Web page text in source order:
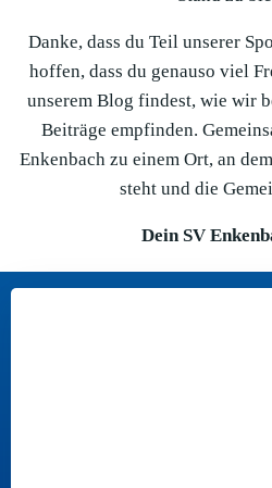
Danke, dass du Teil unserer
hoffen, dass du genauso viel
unserem Blog findest, wie wir
Beiträge empfinden.
Enkenbach zu einem Ort, an
steht und die
Dein SV